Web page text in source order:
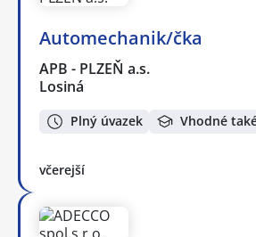
Automechanik/čka
APB - PLZEŇ a.s.
Losiná
Plný úvazek Vhodné
včerejší